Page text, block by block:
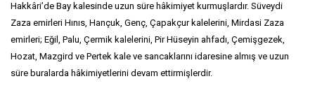
Hakkâri’de Bay kalesinde uzun süre hâkimiyet kurmuşlardır. Süveydi
Zaza emirleri Hınıs, Hançuk, Genç, Çapakçur kalelerini, Mirdasi Zaza
emirleri; Eğil, Palu, Çermik kalelerini, Pir Hüseyin ahfadı, Çemişgezek,
Hozat, Mazgird ve Pertek kale ve sancaklarını idaresine almış ve uzun
süre buralarda hâkimiyetlerini devam ettirmişlerdir.